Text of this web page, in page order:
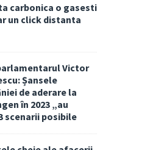
carbonica o gasesti
un click distanta
Victor
Șansele
de aderare la
în 2023 „au
scenarii posibile